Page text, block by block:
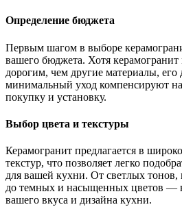
Определение бюджета
Первым шагом в выборе
вашего бюджета. Хотя
дорогим, чем другие материалы, его
минимальный уход компенсируют
покупку и установку.
Выбор цвета и текстуры
Керамогранит предлагается в
текстур, что позволяет легко
для вашей кухни. От светлых
до темных и насыщенных цветов —
вашего вкуса и дизайна кухни.